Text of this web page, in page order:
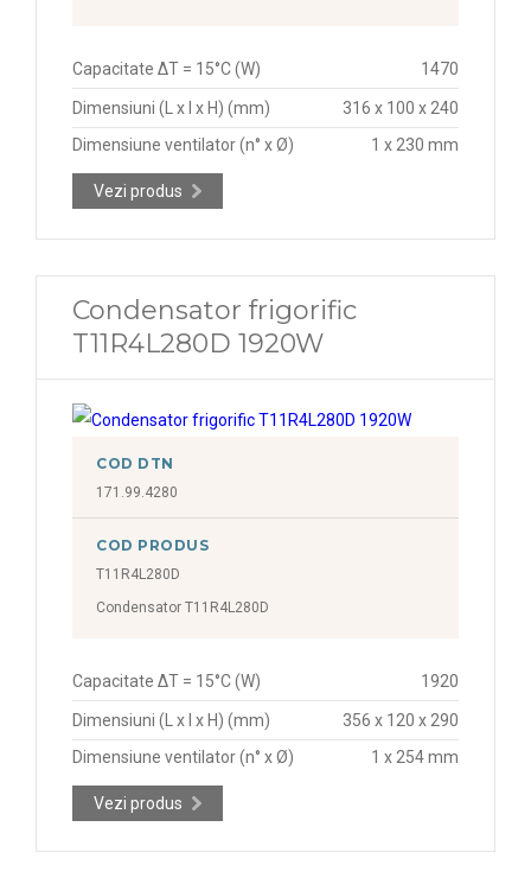
Capacitate ΔT = 15°C (W) 1470
Dimensiuni (L x l x H) (mm)
316 x 100 x 240
Dimensiune ventilator (n° x Ø)
1 x 230 mm
Vezi produs
Condensator frigorific
T11R4L280D 1920W
COD DTN
171.99.4280
COD PRODUS
T11R4L280D
Condensator T11R4L280D
Capacitate ΔT = 15°C (W) 1920
Dimensiuni (L x l x H) (mm)
356 x 120 x 290
Dimensiune ventilator (n° x Ø)
1 x 254 mm
Vezi produs